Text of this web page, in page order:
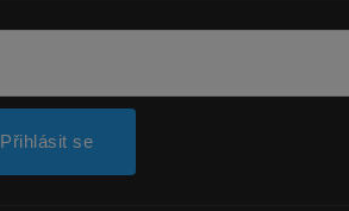
Přihlásit se